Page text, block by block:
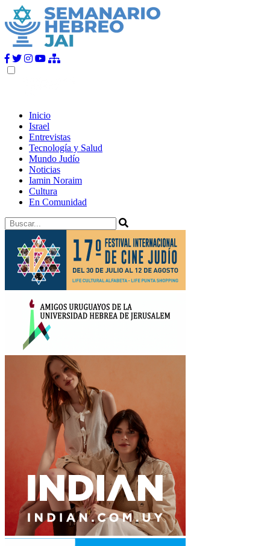
Inicio
Israel
Entrevistas
Tecnología y Salud
Mundo Judío
Noticias
Iamin Noraim
Cultura
En Comunidad